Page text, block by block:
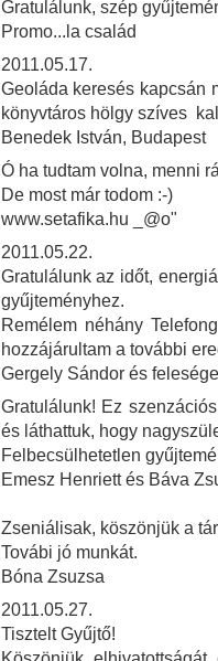
Gratulálunk, szép
Promo...la család
2011.05.17.
Geoláda keresés kapcsán
könyvtáros hölgy szíves
Benedek István, Budapest
Ó ha tudtam volna, menni
De most már todom :-)
www.setafika.hu _@o"
2011.05.22.
Gratulálunk az időt,
gyűjteményhez.
Remélem néhány
hozzájárultam a további
Gergely Sándor és felesége
Gratulálunk! Ez
és láthattuk, hogy
Felbecsülhetetlen
Emesz Henriett és Báva
Zseniálisak, köszönjük a
Továbi jó munkát.
Bóna Zsuzsa
2011.05.27.
Tisztelt Gyűjtő!